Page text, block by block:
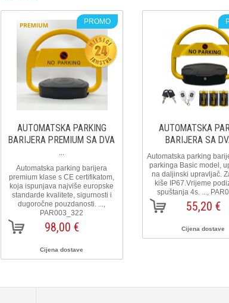
PROMO
AUTOMATSKA PARKING
BARIJERA PREMIUM SA DVA
...
Automatska parking barijera
premium klase s CE certifikatom,
koja ispunjava najviše europske
standarde kvalitete, sigurnosti i
dugoročne pouzdanosti. ...,
PAR003_322
98,00 €
Cijena dostave
AUTOMATSKA
BARIJERA SA
Automatska parking
parkinga Basic model,
na daljinski upravljač.
kiše IP67.Vrijeme
spuštanja 4s. ...,
55,20 €
Cijena dostave